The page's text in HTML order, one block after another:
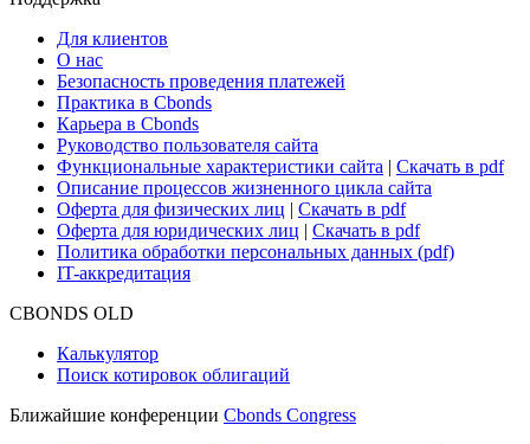
Для клиентов
О нас
Безопасность проведения платежей
Практика в Cbonds
Карьера в Cbonds
Руководство пользователя сайта
Функциональные характеристики сайта
Скачать в pdf
Описание процессов жизненного цикла сайта
Оферта для физических лиц
Скачать в pdf
Оферта для юридических лиц
Скачать в pdf
Политика обработки персональных данных (pdf)
IT-аккредитация
CBONDS OLD
Калькулятор
Поиск котировок облигаций
Ближайшие конференции Cbonds Congress